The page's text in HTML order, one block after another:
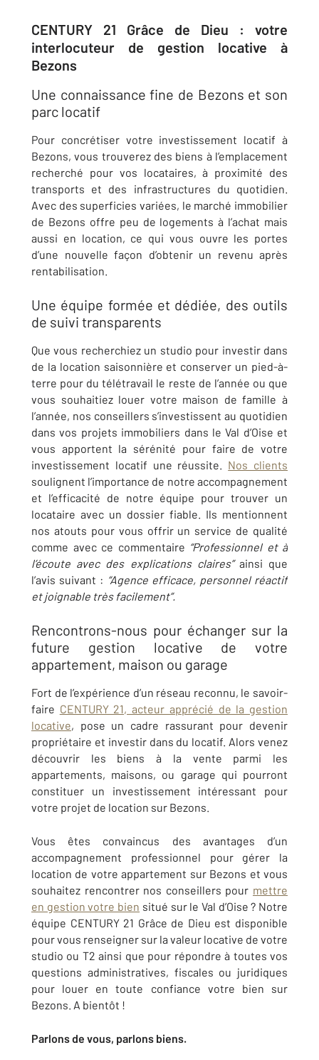
CENTURY 21 Grâce de Dieu : votre
interlocuteur de gestion locative à
Bezons
Une connaissance fine de Bezons et son
parc locatif
Pour concrétiser votre investissement locatif à
Bezons, vous trouverez des biens à l’emplacement
recherché pour vos locataires, à proximité des
transports et des infrastructures du quotidien.
Avec des superficies variées, le marché immobilier
de Bezons offre peu de logements à l’achat mais
aussi en location, ce qui vous ouvre les portes
d’une nouvelle façon d’obtenir un revenu après
rentabilisation.
Une équipe formée et dédiée, des outils
de suivi transparents
Que vous recherchiez un studio pour investir dans
de la location saisonnière et conserver un pied-à-
terre pour du télétravail le reste de l’année ou que
vous souhaitiez louer votre maison de famille à
l’année, nos conseillers s’investissent au quotidien
dans vos projets immobiliers dans le Val d’Oise et
vous apportent la sérénité pour faire de votre
investissement locatif une réussite. Nos clients
soulignent l’importance de notre accompagnement
et l’efficacité de notre équipe pour trouver un
locataire avec un dossier fiable. Ils mentionnent
nos atouts pour vous offrir un service de qualité
comme avec ce commentaire “Professionnel et à
l’écoute avec des explications claires”ainsi que
l’avis suivant : “Agence efficace, personnel réactif
et joignable très facilement”.
Rencontrons-nous pour échanger sur la
future gestion locative de votre
appartement, maison ou garage
Fort de l’expérience d’un réseau reconnu, le savoir-
faire CENTURY 21, acteur apprécié de la gestion
locative, pose un cadre rassurant pour devenir
propriétaire et investir dans du locatif. Alors venez
découvrir les biens à la vente parmi les
appartements, maisons, ou garage qui pourront
constituer un investissement intéressant pour
votre projet de location sur Bezons.
Vous êtes convaincus des avantages d’un
accompagnement professionnel pour gérer la
location de votre appartement sur Bezons et vous
souhaitez rencontrer nos conseillers pour mettre
en gestion votre bien situé sur le Val d’Oise ? Notre
équipe CENTURY 21 Grâce de Dieu est disponible
pour vous renseigner sur la valeur locative de votre
studio ou T2 ainsi que pour répondre à toutes vos
questions administratives, fiscales ou juridiques
pour louer en toute confiance votre bien sur
Bezons. A bientôt !
Parlons de vous, parlons biens.